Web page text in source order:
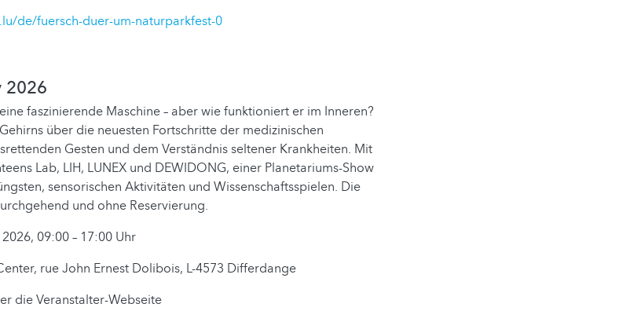
de/fuersch-duer-um-naturparkfest-0
2026
faszinierende Maschine – aber wie funktioniert er im Inneren?
über die neuesten Fortschritte der medizinischen
Gesten und dem Verständnis seltener Krankheiten. Mit
Lab, LIH, LUNEX und DEWIDONG, einer Planetariums-Show
sensorischen Aktivitäten und Wissenschaftsspielen. Die
und ohne Reservierung.
09:00 – 17:00 Uhr
rue John Ernest Dolibois, L-4573 Differdange
die Veranstalter-Webseite